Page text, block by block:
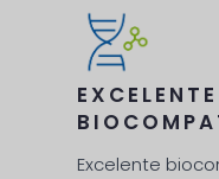
EXCELENTE
Excelente